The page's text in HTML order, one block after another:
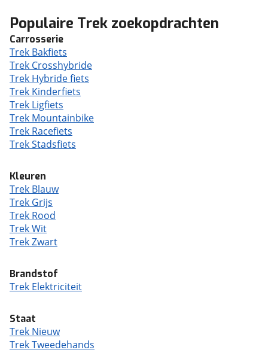
Populaire Trek zoekopdrachten
Carrosserie
Trek Bakfiets
Trek Crosshybride
Trek Hybride fiets
Trek Kinderfiets
Trek Ligfiets
Trek Mountainbike
Trek Racefiets
Trek Stadsfiets
Kleuren
Trek Blauw
Trek Grijs
Trek Rood
Trek Wit
Trek Zwart
Brandstof
Trek Elektriciteit
Staat
Trek Nieuw
Trek Tweedehands